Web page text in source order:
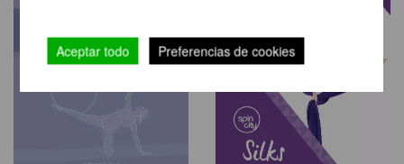
Aceptar todo Preferencias de cookies